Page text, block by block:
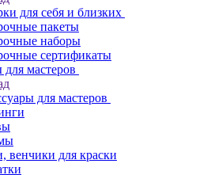
для себя и близких
пакеты
наборы
сертификаты
для мастеров
для мастеров
венчики для краски